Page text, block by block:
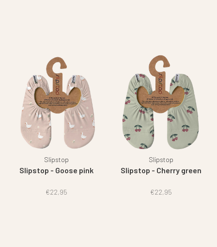
Slipstop
Slipstop - Goose pink
€22,95
Slipstop
Slipstop - Cherry green
€22,95